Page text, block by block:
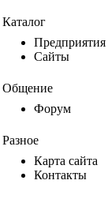
Каталог
Предприятия
Сайты
Общение
Форум
Разное
Карта сайта
Контакты